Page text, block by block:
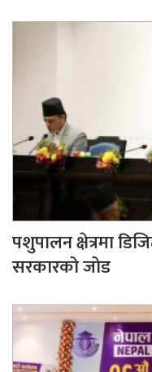
पशुपालन क्षेत्रमा
सरकारको जोड